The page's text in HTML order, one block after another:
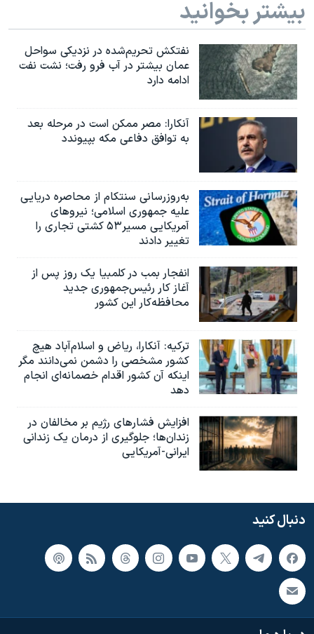
بیشتر بخوانید
نفتکش تحریم‌شده در نزدیکی سواحل
عمان بیشتر در آب فرو رفت؛ نشت نفت
ادامه دارد
آنکارا: مصر ممکن است در مرحله بعد
به توافق دفاعی مکه بپیوندد
به‌روزرسانی سنتکام از محاصره دریایی
علیه جمهوری اسلامی؛ نیروهای
آمریکایی مسیر۵۳ کشتی تجاری را
تغییر دادند
انفجار بمب‌‌ در کلمبیا یک روز پس از
آغاز کار رئیس‌جمهوری جدید
محافظه‌کار این کشور
ترکیه: آنکارا، ریاض و اسلام‌آباد هیچ
کشور مشخصی را دشمن نمی‌دانند مگر
اینکه آن کشور اقدام خصمانه‌ای انجام
دهد
افزایش فشارهای رژیم بر مخالفان در
زندان‌ها؛ جلوگیری از درمان یک زندانی
ایرانی-آمریکایی
دنبال کنید